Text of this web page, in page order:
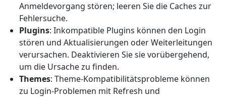
Anmeldevorgang stören; leeren Sie die Caches zur
Fehlersuche.
Plugins: Inkompatible Plugins können den Login
stören und Aktualisierungen oder Weiterleitungen
verursachen. Deaktivieren Sie sie vorübergehend,
um die Ursache zu finden.
Themes: Theme-Kompatibilitätsprobleme können
zu Login-Problemen mit Refresh und